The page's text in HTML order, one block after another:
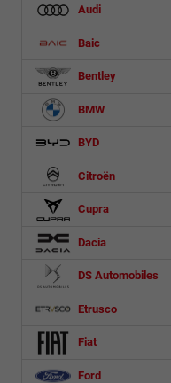
Audi
Baic
Bentley
BMW
BYD
Citroën
Cupra
Dacia
DS Automobiles
Etrusco
Fiat
Ford